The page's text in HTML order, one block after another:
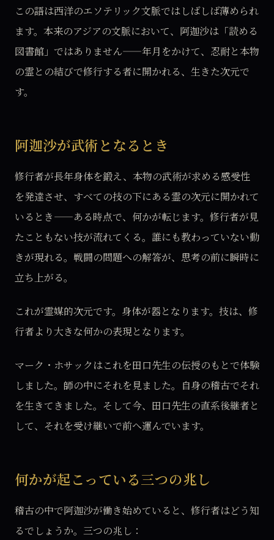
この語は西洋のエソテリック文脈ではしばしば薄められ
ます。本来のアジアの文脈において、阿迦沙は「読める
図書館」ではありません——年月をかけて、忍耐と本物
の霊との結びで修行する者に開かれる、生きた次元で
す。
阿迦沙が武術となるとき
修行者が長年身体を鍛え、本物の武術が求める感受性
を発達させ、すべての技の下にある霊の次元に開かれて
いるとき——ある時点で、何かが転じます。修行者が見
たこともない技が流れてくる。誰にも教わっていない動
きが現れる。戦闘の問題への解答が、思考の前に瞬時に
立ち上がる。
これが霊媒的次元です。身体が器となります。技は、修
行者より大きな何かの表現となります。
マーク・ホサックはこれを田口先生の伝授のもとで体験
しました。師の中にそれを見ました。自身の稽古でそれ
を生きてきました。そして今、田口先生の直系後継者と
して、それを受け継いで前へ運んでいます。
何かが起こっている三つの兆し
稽古の中で阿迦沙が働き始めていると、修行者はどう知
るでしょうか。三つの兆し：